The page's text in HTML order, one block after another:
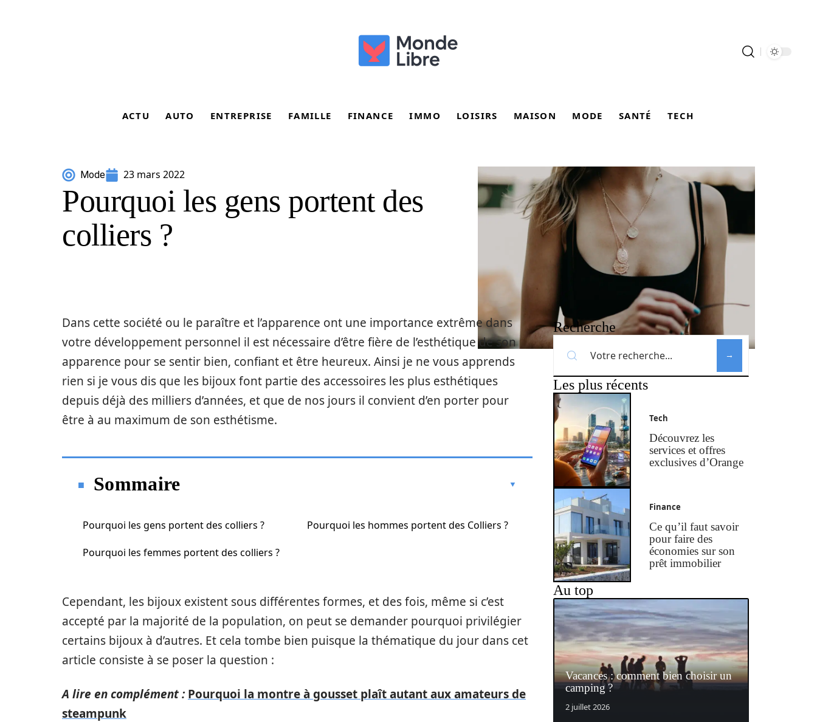
ACTU AUTO ENTREPRISE FAMILLE FINANCE IMMO LOISIRS MAISON MODE SANTÉ TECH
Mode 23 mars 2022
Pourquoi les gens portent des
colliers ?
Dans cette société ou le paraître et l’apparence ont une importance extrême dans
votre développement personnel il est nécessaire d’être fière de l’esthétique de son
apparence pour se sentir bien, confiant et être heureux. Ainsi je ne vous apprends
rien si je vous dis que les bijoux font partie des accessoires les plus esthétiques
depuis déjà des milliers d’années, et que de nos jours il convient d’en porter pour
être à au maximum de son esthétisme.
Sommaire
Pourquoi les gens portent des colliers ?
Pourquoi les femmes portent des colliers ?
Pourquoi les hommes portent des Colliers ?
Cependant, les bijoux existent sous différentes formes, et des fois, même si c’est
accepté par la majorité de la population, on peut se demander pourquoi privilégier
certains bijoux à d’autres. Et cela tombe bien puisque la thématique du jour dans cet
article consiste à se poser la question :
A lire en complément : Pourquoi la montre à gousset plaît autant aux amateurs de
steampunk
Recherche
Les plus récents
Tech
Découvrez les
services et offres
exclusives d’Orange
Finance
Ce qu’il faut savoir
pour faire des
économies sur son
prêt immobilier
Au top
Vacances : comment bien choisir un
camping ?
2 juillet 2026